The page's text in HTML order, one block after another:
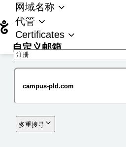
网域名称
代管
Certificates
自定义邮箱
多重搜寻